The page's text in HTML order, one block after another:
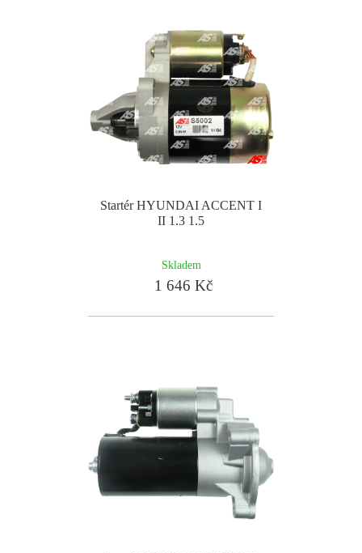
Startér HYUNDAI ACCENT I
II 1.3 1.5
Skladem
1 646 Kč